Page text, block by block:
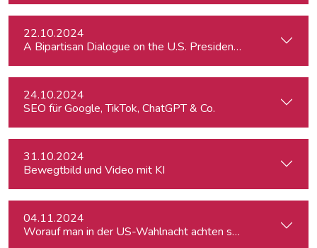
22.10.2024
A Bipartisan Dialogue on the U.S. Presidential Elections:
24.10.2024
SEO für Google, TikTok, ChatGPT & Co.
31.10.2024
Bewegtbild und Video mit KI
04.11.2024
Worauf man in der US-Wahlnacht achten sollte